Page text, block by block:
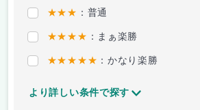
★★★ ：普通
★★★★ ：まぁ楽勝
★★★★★ ：かなり楽勝
より詳しい条件で探す